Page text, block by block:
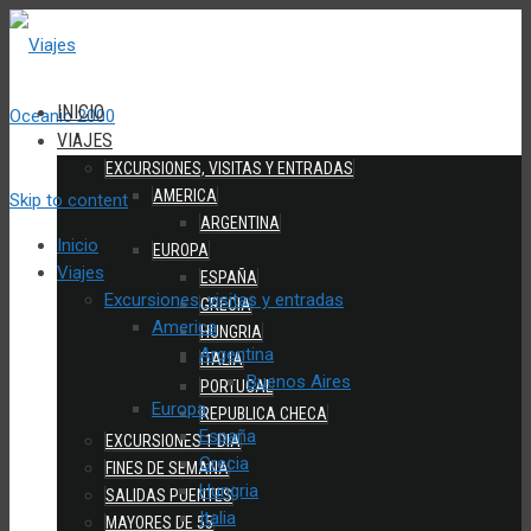
INICIO
VIAJES
EXCURSIONES, VISITAS Y ENTRADAS
AMERICA
ARGENTINA
EUROPA
ESPAÑA
GRECIA
HUNGRIA
ITALIA
PORTUGAL
REPUBLICA CHECA
EXCURSIONES 1 DIA
FINES DE SEMANA
SALIDAS PUENTES
MAYORES DE 55
Skip to content
Inicio
Viajes
Excursiones, visitas y entradas
America
Argentina
Buenos Aires
Europa
España
Grecia
Hungria
Italia